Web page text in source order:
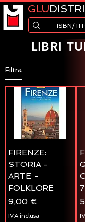
GLU
LIBRI
Filtra
FIRENZE:
STORIA -
ARTE -
FOLKLORE
Prezzo
9,00 €
IVA inclusa